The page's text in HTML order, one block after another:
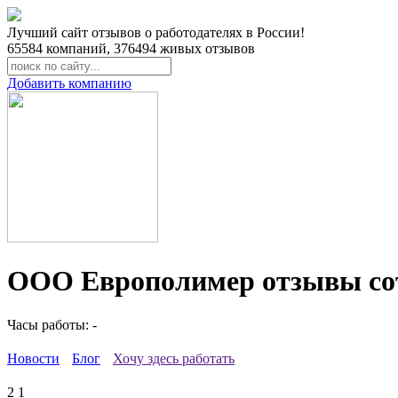
Лучший сайт отзывов о работодателях в России!
65584 компаний, 376494 живых отзывов
Добавить компанию
ООО Европолимер отзывы
Часы работы: -
Новости Блог Хочу здесь работать
2 1